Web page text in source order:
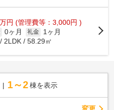
万円 (管理費等：3,000円 )
0ヶ月 礼金
1ヶ月
2LDK / 58.29㎡
1～2 棟を表示